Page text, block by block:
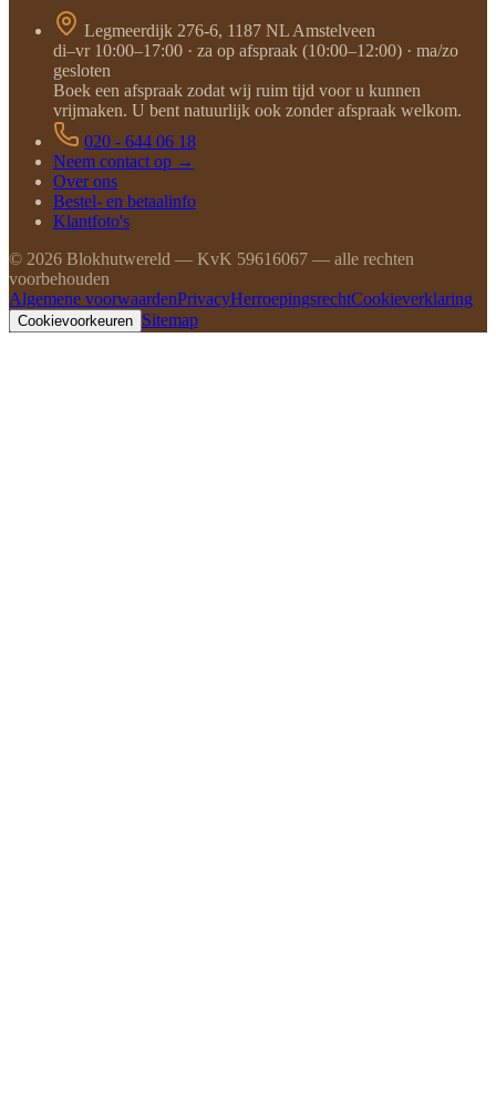
Legmeerdijk 276-6, 1187 NL Amstelveen
di–vr 10:00–17:00 · za op afspraak (10:00–12:00) · ma/zo
gesloten
Boek een afspraak zodat wij ruim tijd voor u kunnen
vrijmaken. U bent natuurlijk ook zonder afspraak welkom.
020 - 644 06 18
Neem contact op →
Over ons
Bestel- en betaalinfo
Klantfoto's
© 2026 Blokhutwereld — KvK 59616067 — alle rechten
voorbehouden
Algemene voorwaardenPrivacyHerroepingsrechtCookieverklaring
Cookievoorkeuren Sitemap